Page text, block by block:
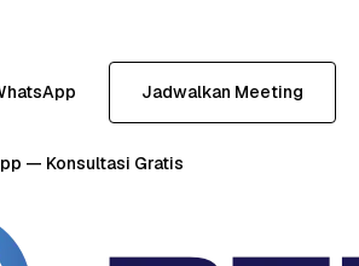
Jadwalkan Meeting
— Konsultasi Gratis